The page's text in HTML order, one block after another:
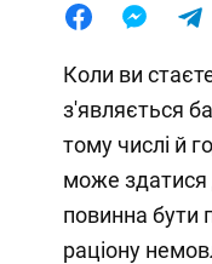
Коли ви
з'являється
тому числі й
може здатися
повинна бути
раціону